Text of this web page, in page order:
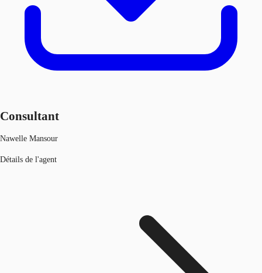
Consultant
Nawelle Mansour
Détails de l'agent